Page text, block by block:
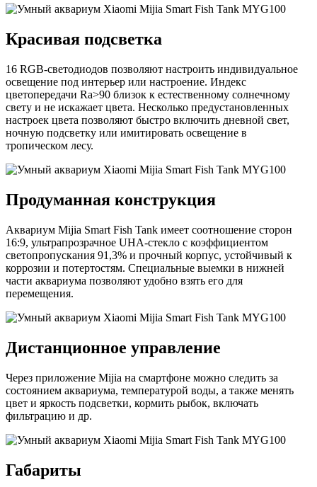
Красивая подсветка
16 RGB-светодиодов позволяют настроить индивидуальное
освещение под интерьер или настроение. Индекс
цветопередачи Ra>90 близок к естественному солнечному
свету и не искажает цвета. Несколько предустановленных
настроек цвета позволяют быстро включить дневной свет,
ночную подсветку или имитировать освещение в
тропическом лесу.
Продуманная конструкция
Аквариум Mijia Smart Fish Tank имеет соотношение сторон
16:9, ультрапрозрачное UHA-стекло с коэффициентом
светопропускания 91,3% и прочный корпус, устойчивый к
коррозии и потертостям. Специальные выемки в нижней
части аквариума позволяют удобно взять его для
перемещения.
Дистанционное управление
Через приложение Mijia на смартфоне можно следить за
состоянием аквариума, температурой воды, а также менять
цвет и яркость подсветки, кормить рыбок, включать
фильтрацию и др.
Габариты